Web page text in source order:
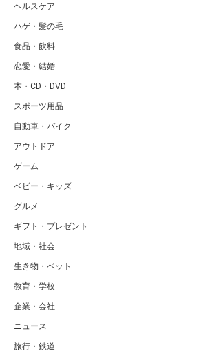
ヘルスケア
ハゲ・髪の毛
食品・飲料
恋愛・結婚
本・CD・DVD
スポーツ用品
自動車・バイク
アウトドア
ゲーム
ベビー・キッズ
グルメ
ギフト・プレゼント
地域・社会
生き物・ペット
教育・学校
企業・会社
ニュース
旅行・鉄道